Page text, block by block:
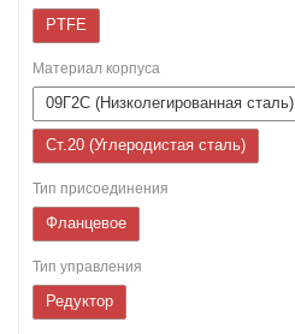
PTFE
Материал корпуса
09Г2С (Низколегированная сталь)
Ст.20 (Углеродистая сталь)
Тип присоединения
Фланцевое
Тип управления
Редуктор